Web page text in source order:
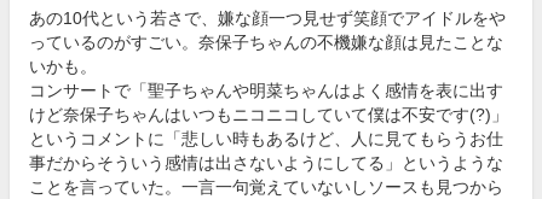
あの10代という若さで、嫌な顔一つ見せず笑顔でアイドルをや
っているのがすごい。奈保子ちゃんの不機嫌な顔は見たことな
いかも。
コンサートで「聖子ちゃんや明菜ちゃんはよく感情を表に出す
けど奈保子ちゃんはいつもニコニコしていて僕は不安です(?)」
というコメントに「悲しい時もあるけど、人に見てもらうお仕
事だからそういう感情は出さないようにしてる」というような
ことを言っていた。一言一句覚えていないしソースも見つから